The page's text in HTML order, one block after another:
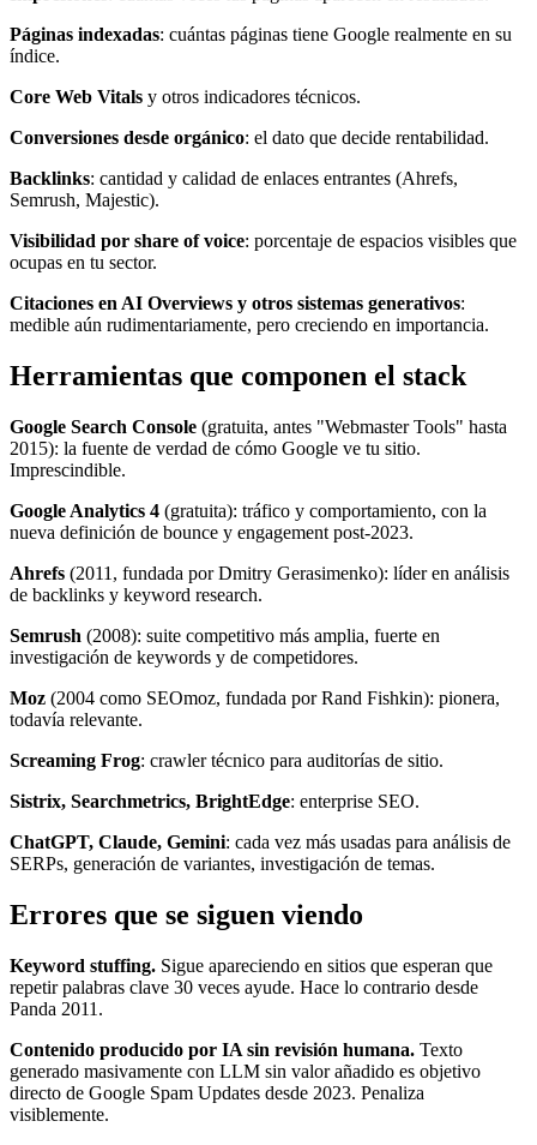
Páginas indexadas: cuántas páginas tiene Google realmente en su
índice.
Core Web Vitals y otros indicadores técnicos.
Conversiones desde orgánico: el dato que decide rentabilidad.
Backlinks: cantidad y calidad de enlaces entrantes (Ahrefs,
Semrush, Majestic).
Visibilidad por share of voice: porcentaje de espacios visibles que
ocupas en tu sector.
Citaciones en AI Overviews y otros sistemas generativos:
medible aún rudimentariamente, pero creciendo en importancia.
Herramientas que componen el stack
Google Search Console (gratuita, antes "Webmaster Tools" hasta
2015): la fuente de verdad de cómo Google ve tu sitio.
Imprescindible.
Google Analytics 4 (gratuita): tráfico y comportamiento, con la
nueva definición de bounce y engagement post-2023.
Ahrefs (2011, fundada por Dmitry Gerasimenko): líder en análisis
de backlinks y keyword research.
Semrush (2008): suite competitivo más amplia, fuerte en
investigación de keywords y de competidores.
Moz (2004 como SEOmoz, fundada por Rand Fishkin): pionera,
todavía relevante.
Screaming Frog: crawler técnico para auditorías de sitio.
Sistrix, Searchmetrics, BrightEdge: enterprise SEO.
ChatGPT, Claude, Gemini: cada vez más usadas para análisis de
SERPs, generación de variantes, investigación de temas.
Errores que se siguen viendo
Keyword stuffing. Sigue apareciendo en sitios que esperan que
repetir palabras clave 30 veces ayude. Hace lo contrario desde
Panda 2011.
Contenido producido por IA sin revisión humana. Texto
generado masivamente con LLM sin valor añadido es objetivo
directo de Google Spam Updates desde 2023. Penaliza
visiblemente.